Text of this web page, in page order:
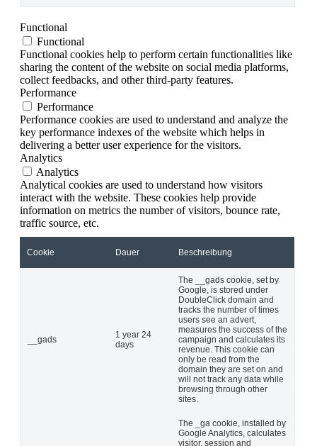
Functional
Functional
Functional cookies help to perform certain functionalities like
sharing the content of the website on social media platforms,
collect feedbacks, and other third-party features.
Performance
Performance
Performance cookies are used to understand and analyze the
key performance indexes of the website which helps in
delivering a better user experience for the visitors.
Analytics
Analytics
Analytical cookies are used to understand how visitors
interact with the website. These cookies help provide
information on metrics the number of visitors, bounce rate,
traffic source, etc.
Cookie Dauer Beschreibung
__gads
1 year 24
days
The __gads cookie, set by
Google, is stored under
DoubleClick domain and
tracks the number of times
users see an advert,
measures the success of the
campaign and calculates its
revenue. This cookie can
only be read from the
domain they are set on and
will not track any data while
browsing through other
sites.
The _ga cookie, installed by
Google Analytics, calculates
visitor, session and